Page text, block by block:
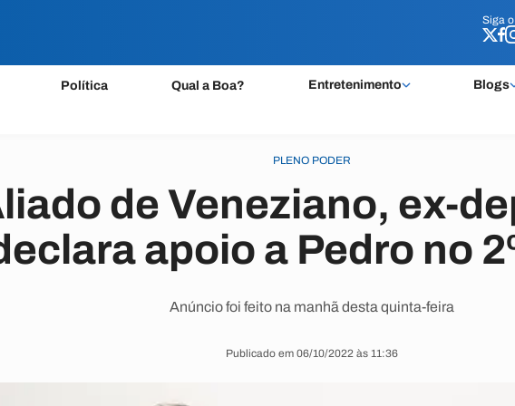
Siga o
Política Qual a Boa? Entretenimento Blogs
Siga o
PLENO PODER
de Veneziano, ex-
apoio a Pedro no
Anúncio foi feito na manhã desta quinta-feira
Publicado em 06/10/2022 às 11:36